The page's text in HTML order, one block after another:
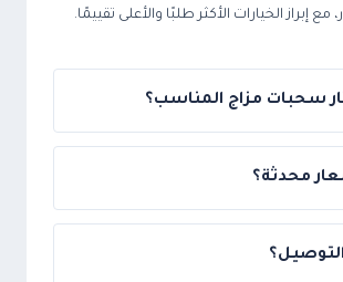
مع إبراز الخيارات الأكثر طلبًا والأعلى تقييمًا.
سحبات مزاج المناسب؟
محدثة؟